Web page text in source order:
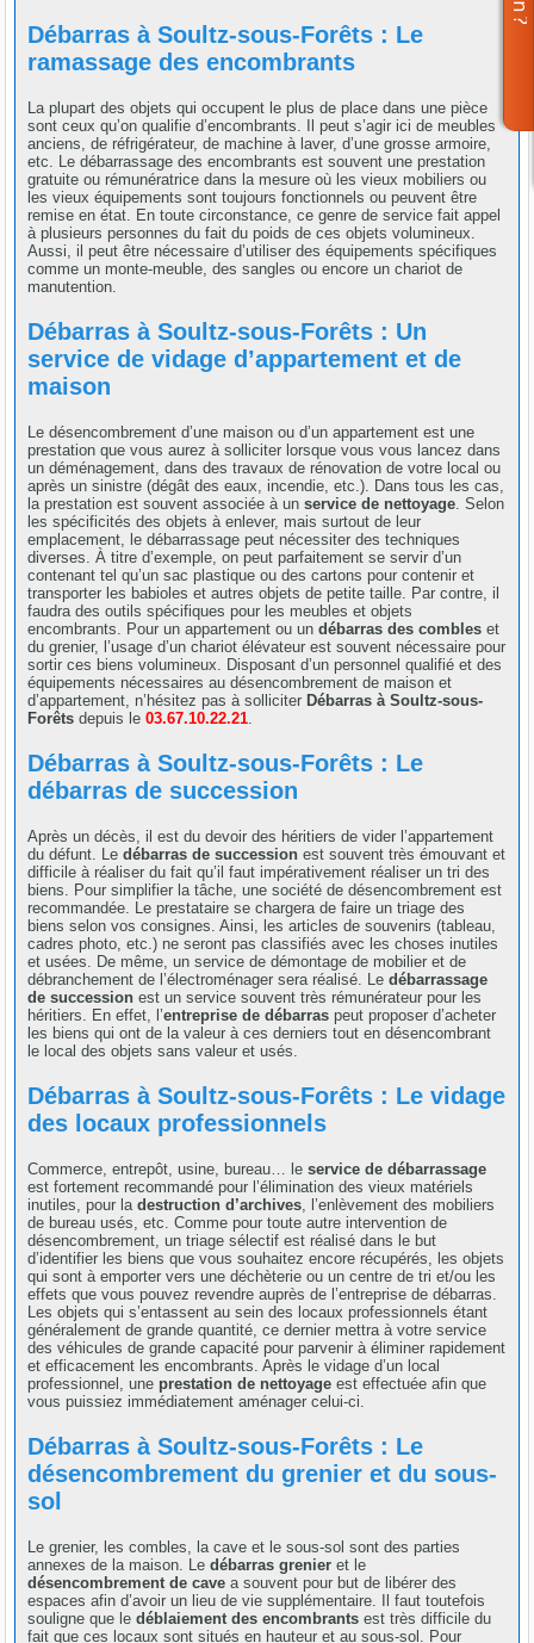
Débarras à Soultz-sous-Forêts : Le
ramassage des encombrants
La plupart des objets qui occupent le plus de place dans une pièce
sont ceux qu’on qualifie d’encombrants. Il peut s’agir ici de meubles
anciens, de réfrigérateur, de machine à laver, d’une grosse armoire,
etc. Le débarrassage des encombrants est souvent une prestation
gratuite ou rémunératrice dans la mesure où les vieux mobiliers ou
les vieux équipements sont toujours fonctionnels ou peuvent être
remise en état. En toute circonstance, ce genre de service fait appel
à plusieurs personnes du fait du poids de ces objets volumineux.
Aussi, il peut être nécessaire d’utiliser des équipements spécifiques
comme un monte-meuble, des sangles ou encore un chariot de
manutention.
Débarras à Soultz-sous-Forêts : Un
service de vidage d’appartement et de
maison
Le désencombrement d’une maison ou d’un appartement est une
prestation que vous aurez à solliciter lorsque vous vous lancez dans
un déménagement, dans des travaux de rénovation de votre local ou
après un sinistre (dégât des eaux, incendie, etc.). Dans tous les cas,
la prestation est souvent associée à unservice de nettoyage . Selon
les spécificités des objets à enlever, mais surtout de leur
emplacement, le débarrassage peut nécessiter des techniques
diverses. À titre d’exemple, on peut parfaitement se servir d’un
contenant tel qu’un sac plastique ou des cartons pour contenir et
transporter les babioles et autres objets de petite taille. Par contre, il
faudra des outils spécifiques pour les meubles et objets
encombrants. Pour un appartement ou undébarras des combles et
du grenier, l’usage d’un chariot élévateur est souvent nécessaire pour
sortir ces biens volumineux. Disposant d’un personnel qualifié et des
équipements nécessaires au désencombrement de maison et
d’appartement, n’hésitez pas à solliciter Débarras à Soultz-sous-
Forêtsdepuis le03.67.10.22.21
Débarras à Soultz-sous-Forêts : Le
débarras de succession
Après un décès, il est du devoir des héritiers de vider l’appartement
du défunt. Ledébarras de succession est souvent très émouvant et
difficile à réaliser du fait qu’il faut impérativement réaliser un tri des
biens. Pour simplifier la tâche, une société de désencombrement est
recommandée. Le prestataire se chargera de faire un triage des
biens selon vos consignes. Ainsi, les articles de souvenirs (tableau,
cadres photo, etc.) ne seront pas classifiés avec les choses inutiles
et usées. De même, un service de démontage de mobilier et de
débranchement de l’électroménager sera réalisé. Ledébarrassage
de succession est un service souvent très rémunérateur pour les
héritiers. En effet, l’entreprise de débarras peut proposer d’acheter
les biens qui ont de la valeur à ces derniers tout en désencombrant
le local des objets sans valeur et usés.
Débarras à Soultz-sous-Forêts : Le vidage
des locaux professionnels
Commerce, entrepôt, usine, bureau… leservice de débarrassage
est fortement recommandé pour l’élimination des vieux matériels
inutiles, pour ladestruction d’archives , l’enlèvement des mobiliers
de bureau usés, etc. Comme pour toute autre intervention de
désencombrement, un triage sélectif est réalisé dans le but
d’identifier les biens que vous souhaitez encore récupérés, les objets
qui sont à emporter vers une déchèterie ou un centre de tri et/ou les
effets que vous pouvez revendre auprès de l’entreprise de débarras.
Les objets qui s’entassent au sein des locaux professionnels étant
généralement de grande quantité, ce dernier mettra à votre service
des véhicules de grande capacité pour parvenir à éliminer rapidement
et efficacement les encombrants. Après le vidage d’un local
professionnel, une prestation de nettoyage est effectuée afin que
vous puissiez immédiatement aménager celui-ci.
Débarras à Soultz-sous-Forêts : Le
désencombrement du grenier et du sous-
sol
Le grenier, les combles, la cave et le sous-sol sont des parties
annexes de la maison. Ledébarras grenier et le
désencombrement de cave a souvent pour but de libérer des
espaces afin d’avoir un lieu de vie supplémentaire. Il faut toutefois
souligne que ledéblaiement des encombrants est très difficile du
fait que ces locaux sont situés en hauteur et au sous-sol. Pour